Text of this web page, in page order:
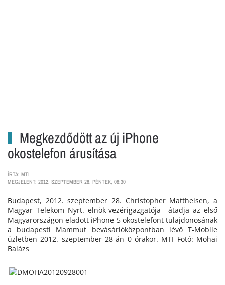
Megkezdődött az új iPhone
okostelefon árusítása
ÍRTA: MTI
MEGJELENT: 2012. SZEPTEMBER 28. PÉNTEK, 08:30
Budapest, 2012. szeptember 28. Christopher Mattheisen, a
Magyar Telekom Nyrt. elnök-vezérigazgatója átadja az első
Magyarországon eladott iPhone 5 okostelefont tulajdonosának
a budapesti Mammut bevásárlóközpontban lévő T-Mobile
üzletben 2012. szeptember 28-án 0 órakor. MTI Fotó: Mohai
Balázs